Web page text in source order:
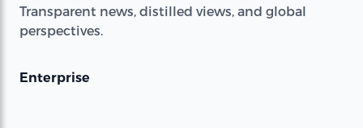
Transparent news, distilled views, and global
perspectives.
Enterprise